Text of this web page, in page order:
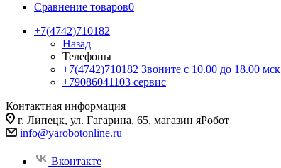
Сравнение товаров0
+7(4742)710182
Назад
Телефоны
+7(4742)710182 Звоните с 10.00 до 18.00 мск
+79086041103 сервис
Контактная информация
г. Липецк, ул. Гагарина, 65, магазин яРобот
info@yarobotonline.ru
Вконтакте